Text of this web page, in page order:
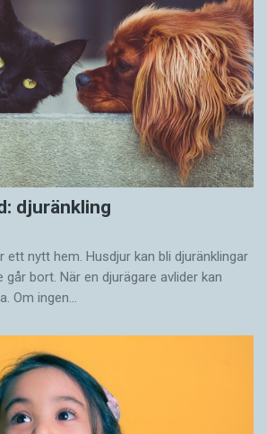
djuränkling
ett nytt hem. Husdjur kan bli djuränklingar
bort. När en djurägare avlider kan
Om ingen…